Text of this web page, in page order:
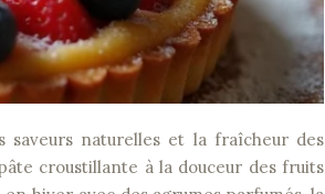
croustillante à la douceur des fruits